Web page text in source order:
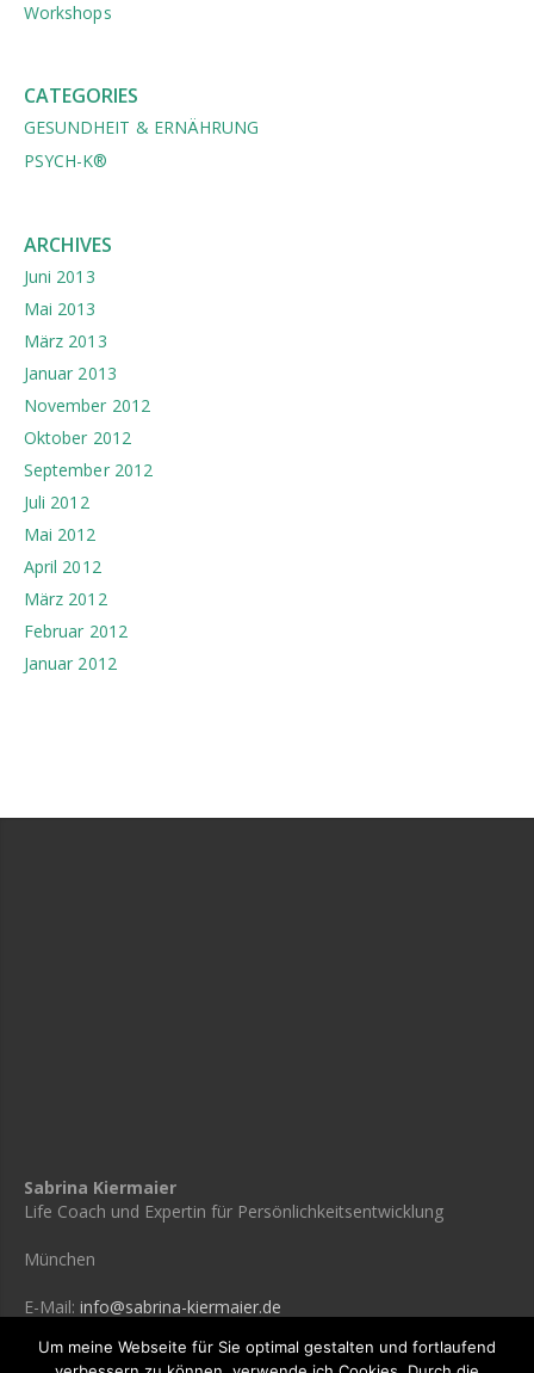
Workshops
CATEGORIES
GESUNDHEIT & ERNÄHRUNG
PSYCH-K®
ARCHIVES
Juni 2013
Mai 2013
März 2013
Januar 2013
November 2012
Oktober 2012
September 2012
Juli 2012
Mai 2012
April 2012
März 2012
Februar 2012
Januar 2012
Sabrina Kiermaier
Life Coach und Expertin für Persönlichkeitsentwicklung
München
E-Mail: info@sabrina-kiermaier.de
Um meine Webseite für Sie optimal gestalten und fortlaufend